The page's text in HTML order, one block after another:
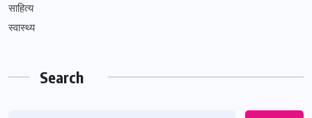
साहित्य
स्वास्थ्य
Search